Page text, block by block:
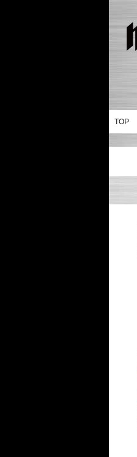
TOP